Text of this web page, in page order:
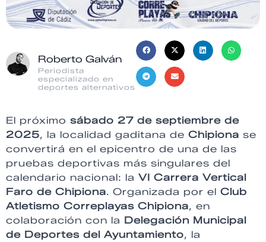
Roberto Galván
Periodista
especializado en
deportes alternativos
El próximo sábado 27 de septiembre de
2025, la localidad gaditana de Chipiona se
convertirá en el epicentro de una de las
pruebas deportivas más singulares del
calendario nacional: la VI Carrera Vertical
Faro de Chipiona. Organizada por el Club
Atletismo Correplayas Chipiona, en
colaboración con la Delegación Municipal
de Deportes del Ayuntamiento, la